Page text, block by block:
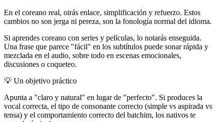
En el coreano real, oirás enlace, simplificación y refuerzo. Estos
cambios no son jerga ni pereza, son la fonología normal del idioma.
Si aprendes coreano con series y películas, lo notarás enseguida.
Una frase que parece "fácil" en los subtítulos puede sonar rápida y
mezclada en el audio, sobre todo en escenas emocionales,
discusiones o coqueteo.
💡 Un objetivo práctico
Apunta a "claro y natural" en lugar de "perfecto". Si produces la
vocal correcta, el tipo de consonante correcto (simple vs aspirada vs
tensa) y el comportamiento correcto del batchim, los nativos te